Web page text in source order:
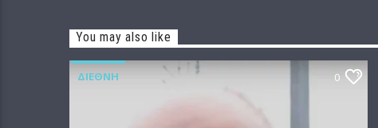
You may also like
ΔΙΕΘΝΉ 0